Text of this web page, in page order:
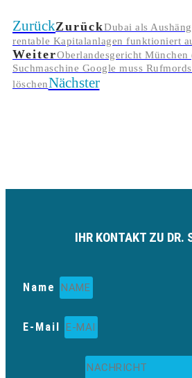
ZurückZurückDubai als
rentable Kapitalanlagen funktioniert
WeiterOberlandesgericht München
Suchmaschine Google muss
löschenNächster
IHR KONTAKT ZU DR.
Name
E-Mail